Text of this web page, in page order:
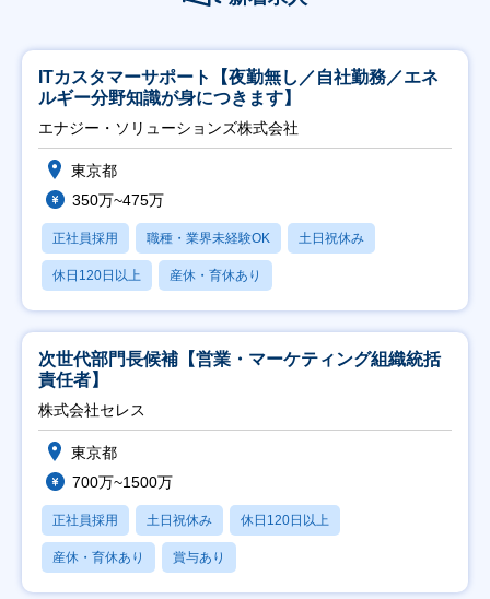
ITカスタマーサポート【夜勤無し／自社勤務／エネ
ルギー分野知識が身につきます】
エナジー・ソリューションズ株式会社
東京都
350万~475万
正社員採用 職種・業界未経験OK 土日祝休み
休日120日以上 産休・育休あり
次世代部門長候補【営業・マーケティング組織統括
責任者】
株式会社セレス
東京都
700万~1500万
正社員採用 土日祝休み 休日120日以上
産休・育休あり 賞与あり